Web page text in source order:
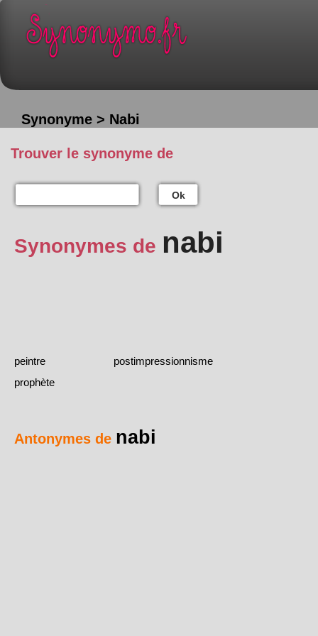
Synonyme > Nabi
Trouver le synonyme de
Ok
Synonymes de nabi
peintre
postimpressionnisme
prophète
Antonymes de nabi